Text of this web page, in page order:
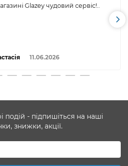
Glazey чудовий сервіс!..
11.06.2026
подій - підпишіться на наші
знижки, акції.